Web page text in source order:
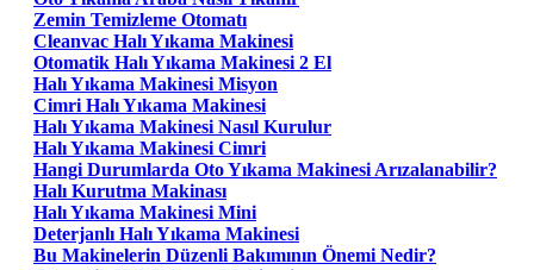
Zemin Temizleme Otomatı
Cleanvac Halı Yıkama Makinesi
Otomatik Halı Yıkama Makinesi 2 El
Halı Yıkama Makinesi Misyon
Cimri Halı Yıkama Makinesi
Halı Yıkama Makinesi Nasıl Kurulur
Halı Yıkama Makinesi Cimri
Hangi Durumlarda Oto Yıkama Makinesi Arızalanabilir?
Halı Kurutma Makinası
Halı Yıkama Makinesi Mini
Deterjanlı Halı Yıkama Makinesi
Bu Makinelerin Düzenli Bakımının Önemi Nedir?